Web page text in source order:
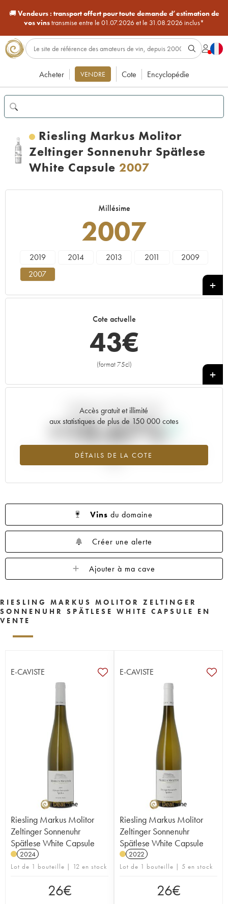
🚚Vendeurs : transport offert pour toute demande d’estimation de
vos vinstransmise entre le 01.07.2026 et le 31.08.2026 inclus*
Acheter VENDRE Cote Encyclopédie
Riesling Markus Molitor
Zeltinger Sonnenuhr Spätlese
White Capsule 2007
Millésime
2007
2019 2014 2013 2011
2009
2007
Cote actuelle
43€
(format 75cl)
+
Accès gratuit et illimité
aux statistiques de plus de 150 000 cotes
DÉTAILS DE LA COTE
Tendance actuelle de la cote
+10.67%
Tendance à la hausse du millésime 2007 en 2026 par rapport à
Vins du domaine
Créer une alerte
Ajouter à ma cave
RIESLING MARKUS MOLITOR ZELTINGER
SONNENUHR SPÄTLESE WHITE CAPSULE EN
VENTE
E-CAVISTE
Riesling Markus Molitor
Zeltinger Sonnenuhr
Spätlese White Capsule
2024
Lot de 1 bouteille | 12 en stock
26€
E-CAVISTE
Riesling Markus Molitor
Zeltinger Sonnenuhr
Spätlese White Capsule
2022
Lot de 1 bouteille | 5 en stock
26€